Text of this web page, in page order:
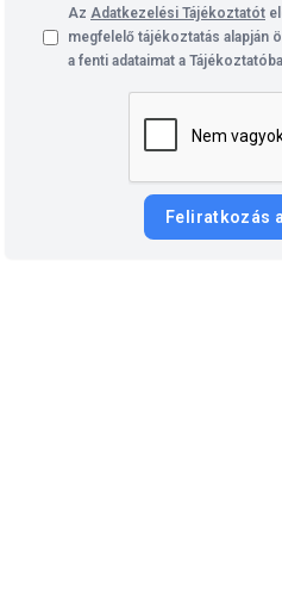
Az Adatkezelési Tájékoztatót
megfelelő tájékoztatás alapján
a fenti adataimat a
Feliratkozás